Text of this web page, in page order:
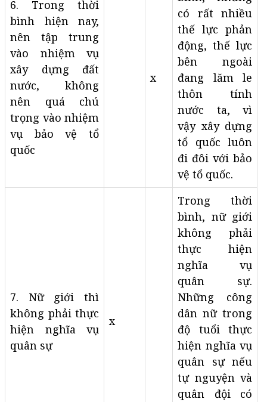
6. Trong thời
bình hiện nay,
nên tập trung
vào nhiệm vụ
xây dựng đất
nước, không
nên quá chú
trọng vào nhiệm
vụ bảo vệ tổ
quốc
x
có rất nhiều
thế lực phản
động, thế lực
bên ngoài
đang lăm le
thôn tính
nước ta, vì
vậy xây dựng
tổ quốc luôn
đi đôi với bảo
vệ tổ quốc.
7. Nữ giới thì
không phải thực
hiện nghĩa vụ
quân sự
x
Trong thời
bình, nữ giới
không phải
thực hiện
nghĩa vụ
quân sự.
Những công
dân nữ trong
độ tuổi thực
hiện nghĩa vụ
quân sự nếu
tự nguyện và
quân đội có